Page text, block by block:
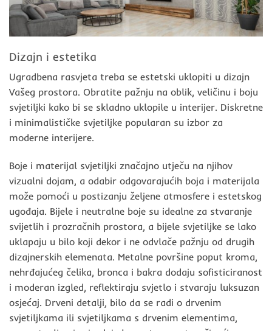
Dizajn i estetika
Ugradbena rasvjeta treba se estetski uklopiti u dizajn
Vašeg prostora. Obratite pažnju na oblik, veličinu i boju
svjetiljki kako bi se skladno uklopile u interijer. Diskretne
i minimalističke svjetiljke popularan su izbor za
moderne interijere.
Boje i materijal svjetiljki značajno utječu na njihov
vizualni dojam, a odabir odgovarajućih boja i materijala
može pomoći u postizanju željene atmosfere i estetskog
ugođaja. Bijele i neutralne boje su idealne za stvaranje
svijetlih i prozračnih prostora, a bijele svjetiljke se lako
uklapaju u bilo koji dekor i ne odvlače pažnju od drugih
dizajnerskih elemenata. Metalne površine poput kroma,
nehrđajućeg čelika, bronca i bakra dodaju sofisticiranost
i moderan izgled, reflektiraju svjetlo i stvaraju luksuzan
osjećaj. Drveni detalji, bilo da se radi o drvenim
svjetiljkama ili svjetiljkama s drvenim elementima,